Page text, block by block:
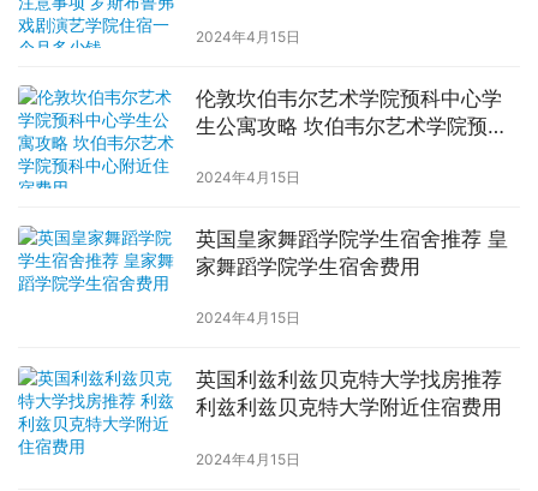
2024年4月15日
伦敦坎伯韦尔艺术学院预科中心学
生公寓攻略 坎伯韦尔艺术学院预科
2024年4月15日
英国皇家舞蹈学院学生宿舍推荐 皇
家舞蹈学院学生宿舍费用
2024年4月15日
英国利兹利兹贝克特大学找房推荐
利兹利兹贝克特大学附近住宿费用
2024年4月15日